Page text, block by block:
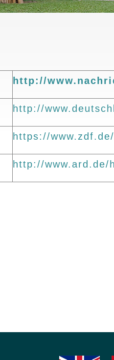
http://
http://
https://www.zdf.de/
http://www.ard.de/